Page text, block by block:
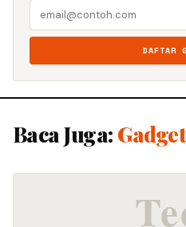
DAFTAR
Baca Juga: Gadget